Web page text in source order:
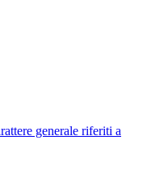
generale riferiti a